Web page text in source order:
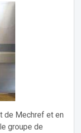
de Mechref et en
groupe de